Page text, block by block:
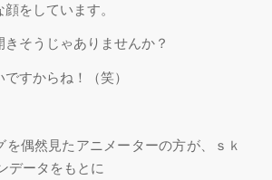
をしています。
そうじゃありませんか？
すからね！（笑）
を偶然見たアニメーターの方が、ｓｋ
データをもとに